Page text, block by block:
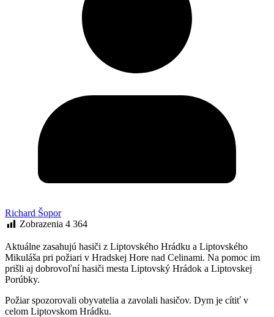
Richard Šopor
Zobrazenia 4 364
Aktuálne zasahujú hasiči z Liptovského Hrádku a Liptovského
Mikuláša pri požiari v Hradskej Hore nad Celinami. ​Na pomoc im
prišli aj dobrovoľní hasiči mesta Liptovský Hrádok a Liptovskej
Porúbky.
Požiar spozorovali obyvatelia a zavolali hasičov. Dym je cítiť v
celom Liptovskom Hrádku.